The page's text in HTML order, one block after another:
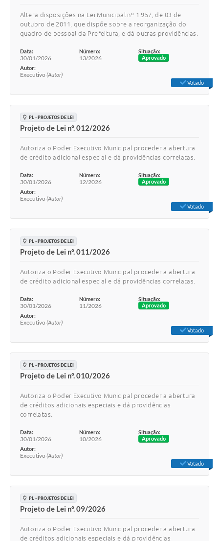
Altera disposições na Lei Municipal nº 1.957, de 03 de
outubro de 2011, que dispõe sobre a reorganização do
quadro de pessoal da Prefeitura, e dá outras providências.
Data:
30/01/2026
Número:
13/2026
Situação:
Aprovado
Autor:
Executivo (Autor)
Votado
PL - PROJETOS DE LEI
Projeto de Lei nº. 012/2026
Autoriza o Poder Executivo Municipal proceder a abertura
de crédito adicional especial e dá providências correlatas.
Data:
30/01/2026
Número:
12/2026
Situação:
Aprovado
Autor:
Executivo (Autor)
Votado
PL - PROJETOS DE LEI
Projeto de Lei nº. 011/2026
Autoriza o Poder Executivo Municipal proceder a abertura
de crédito adicional especial e dá providências correlatas.
Data:
30/01/2026
Número:
11/2026
Situação:
Aprovado
Autor:
Executivo (Autor)
Votado
PL - PROJETOS DE LEI
Projeto de Lei nº. 010/2026
Autoriza o Poder Executivo Municipal proceder a abertura
de créditos adicionais especiais e dá providências
correlatas.
Data:
30/01/2026
Número:
10/2026
Situação:
Aprovado
Autor:
Executivo (Autor)
Votado
PL - PROJETOS DE LEI
Projeto de Lei nº. 09/2026
Autoriza o Poder Executivo Municipal proceder a abertura
de créditos adicionais especiais e dá providências